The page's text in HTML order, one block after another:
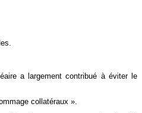
a largement contribué à éviter le
collatéraux ».